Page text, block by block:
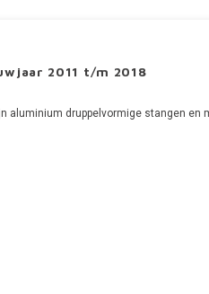
2011 t/m 2018
aluminium druppelvormige stangen en